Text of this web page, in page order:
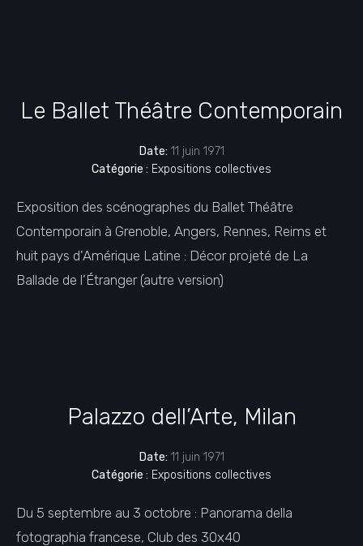
Le Ballet Théâtre Contemporain
Date: 11 juin 1971
Catégorie : Expositions collectives
Exposition des scénographes du Ballet Théâtre
Contemporain à Grenoble, Angers, Rennes, Reims et
huit pays d'Amérique Latine : Décor projeté de La
Ballade de l’Étranger (autre version)
Palazzo dell’Arte, Milan
Date: 11 juin 1971
Catégorie : Expositions collectives
Du 5 septembre au 3 octobre : Panorama della
fotographia francese, Club des 30x40